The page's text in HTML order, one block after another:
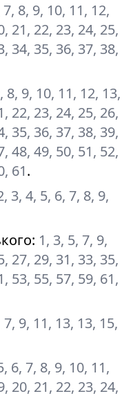
8, 9, 10, 11, 12,
21, 22, 23, 24, 25,
34, 35, 36, 37, 38,
8, 9, 10, 11, 12, 13,
22, 23, 24, 25, 26,
35, 36, 37, 38, 39,
48, 49, 50, 51, 52,
61.
3, 4, 5, 6, 7, 8, 9,
: 1, 3, 5, 7, 9,
27, 29, 31, 33, 35,
53, 55, 57, 59, 61,
7, 9, 11, 13, 13, 15,
6, 7, 8, 9, 10, 11,
20, 21, 22, 23, 24,